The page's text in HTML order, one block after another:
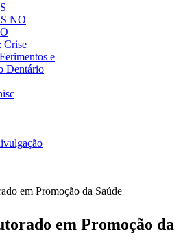
NO
Crise
e
Dentário
em Promoção da Saúde
em Promoção da